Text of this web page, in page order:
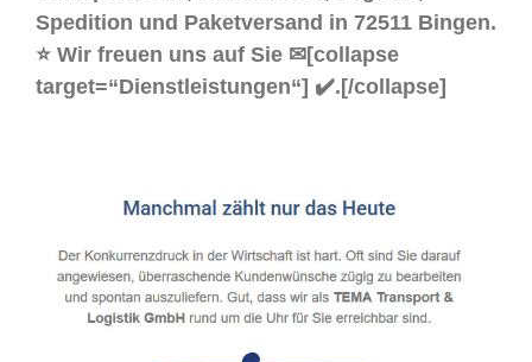
Spedition und Paketversand in 72511 Bingen.
⭐ Wir freuen uns auf Sie ✉[collapse
target=“Dienstleistungen“] ✔️.[/collapse]